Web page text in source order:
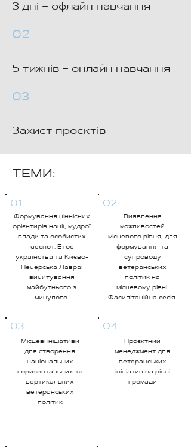
3 дні – офлайн навчання
02
5 тижнів – онлайн навчання
03
Захист проєктів
ТЕМИ:
01
Формування ціннісних
орієнтирів нації, мудрої
влади та особистих
чеснот. Етос
українства та Києво-
Печерська Лавра:
вичитування
майбутнього з
минулого.
03
Місцеві ініціативи
для створення
національних
горизонтальних та
вертикальних
ветеранських
політик
02
Виявлення
можливостей
місцевого рівня, для
формування та
супроводу
ветеранських
політик на
місцевому рівні.
Фасилітаційна сесія.
04
Проєктний
менеджмент для
ветеранських
ініціатив на рівні
громади